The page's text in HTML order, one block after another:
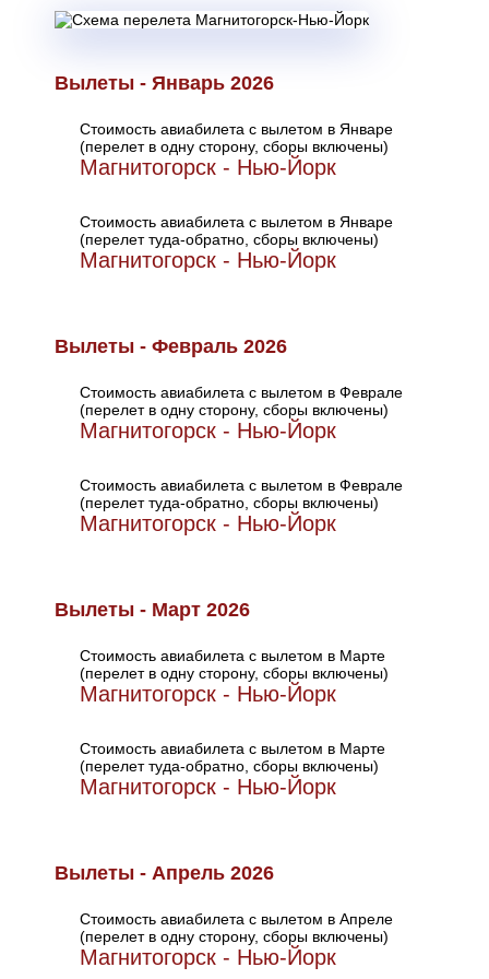
Вылеты - Январь 2026
Стоимость авиабилета с вылетом в Январе
(перелет в одну сторону, сборы включены)
Магнитогорск - Нью-Йорк
Стоимость авиабилета с вылетом в Январе
(перелет туда-обратно, сборы включены)
Магнитогорск - Нью-Йорк
Вылеты - Февраль 2026
Стоимость авиабилета с вылетом в Феврале
(перелет в одну сторону, сборы включены)
Магнитогорск - Нью-Йорк
Стоимость авиабилета с вылетом в Феврале
(перелет туда-обратно, сборы включены)
Магнитогорск - Нью-Йорк
Вылеты - Март 2026
Стоимость авиабилета с вылетом в Марте
(перелет в одну сторону, сборы включены)
Магнитогорск - Нью-Йорк
Стоимость авиабилета с вылетом в Марте
(перелет туда-обратно, сборы включены)
Магнитогорск - Нью-Йорк
Вылеты - Апрель 2026
Стоимость авиабилета с вылетом в Апреле
(перелет в одну сторону, сборы включены)
Магнитогорск - Нью-Йорк